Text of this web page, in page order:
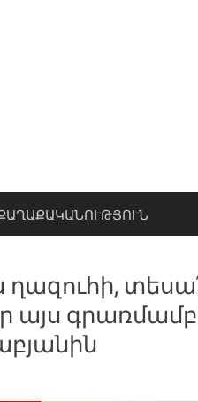
ղազուհի,
այս